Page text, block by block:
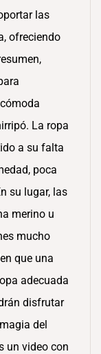
las
ofreciendo
La ropa
a su falta
poca
su lugar, las
merino u
mucho
que una
adecuada
disfrutar
del
un video con